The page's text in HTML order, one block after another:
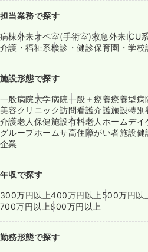
担当業務で探す
病棟外来オペ室(手術室)救急外来ICU系
介護・福祉系検診・健診保育園・学校
施設形態で探す
一般病院大学病院一般＋療養療養型病
美容クリニック訪問看護介護施設特別
介護老人保健施設有料老人ホームデイ
グループホームサ高住障がい者施設健
企業
年収で探す
300万円以上400万円以上 500万円以
700万円以上800万円以上
勤務形態で探す